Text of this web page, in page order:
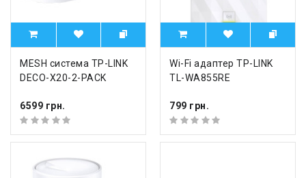
MESH система TP-LINK
DECO-X20-2-PACK
6599 грн.
Wi-Fi адаптер TP-LINK
TL-WA855RE
799 грн.